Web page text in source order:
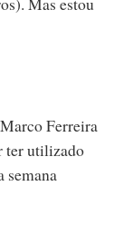
Ferreira
ter utilizado
semana